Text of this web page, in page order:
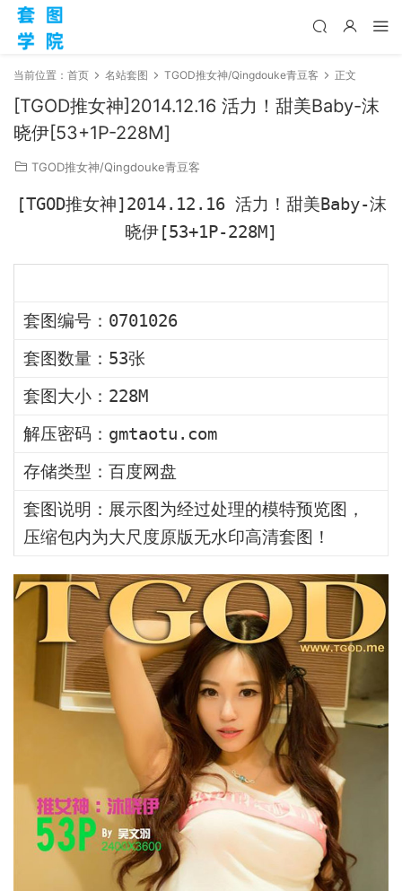
当前位置： 首页 名站套图 TGOD推女神/Qingdouke青豆客 正文
[TGOD推女神]2014.12.16 活力！甜美Baby-沫
晓伊[53+1P-228M]
TGOD推女神/Qingdouke青豆客
[TGOD推女神]2014.12.16 活力！甜美Baby-沫
晓伊[53+1P-228M]
套图编号：0701026
套图数量：53张
套图大小：228M
解压密码：gmtaotu.com
存储类型：百度网盘
套图说明：展示图为经过处理的模特预览图，
压缩包内为大尺度原版无水印高清套图！